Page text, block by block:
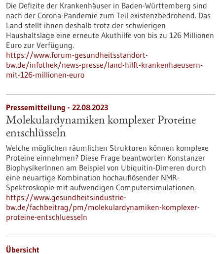
Die Defizite der Krankenhäuser in Baden-Württemberg sind
nach der Corona-Pandemie zum Teil existenzbedrohend. Das
Land stellt ihnen deshalb trotz der schwierigen
Haushaltslage eine erneute Akuthilfe von bis zu 126 Millionen
Euro zur Verfügung.
https://www.forum-gesundheitsstandort-
bw.de/infothek/news-presse/land-hilft-krankenhaeusern-
mit-126-millionen-euro
Pressemitteilung - 22.08.2023
Molekulardynamiken komplexer Proteine
entschlüsseln
Welche möglichen räumlichen Strukturen können komplexe
Proteine einnehmen? Diese Frage beantworten Konstanzer
BiophysikerInnen am Beispiel von Ubiquitin-Dimeren durch
eine neuartige Kombination hochauflösender NMR-
Spektroskopie mit aufwendigen Computersimulationen.
https://www.gesundheitsindustrie-
bw.de/fachbeitrag/pm/molekulardynamiken-komplexer-
proteine-entschluesseln
Übersicht